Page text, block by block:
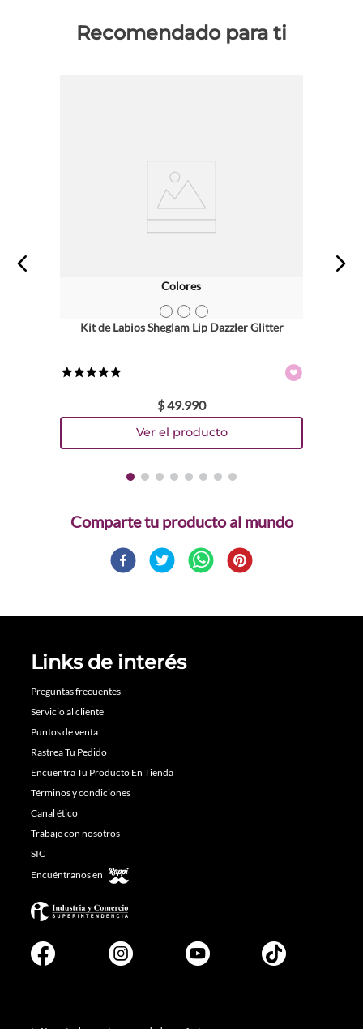
Recomendado para ti
Colores
Kit de Labios Sheglam Lip Dazzler Glitter
$49.990
Comparte
Links de interés
Preguntas frecuentes
Servicio al cliente
Puntos de venta
Rastrea Tu Pedido
Encuentra Tu Producto En Tienda
Términos y condiciones
Canal ético
Trabaje con nosotros
SIC
Encuéntranos en